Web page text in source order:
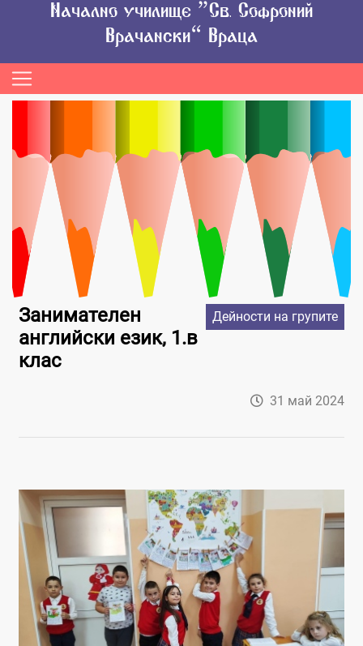
Начално училище “Св. Софроний
Врачански” Враца
Дейности на групите
Занимателен
английски език, 1.в
клас
31 май 2024